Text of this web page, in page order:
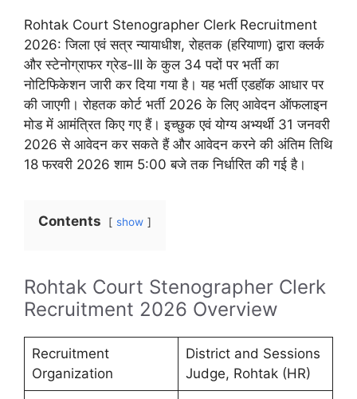
Rohtak Court Stenographer Clerk Recruitment
2026: जिला एवं सत्र न्यायाधीश, रोहतक (हरियाणा) द्वारा क्लर्क
और स्टेनोग्राफर ग्रेड-III के कुल 34 पदों पर भर्ती का
नोटिफिकेशन जारी कर दिया गया है। यह भर्ती एडहॉक आधार पर
की जाएगी। रोहतक कोर्ट भर्ती 2026 के लिए आवेदन ऑफलाइन
मोड में आमंत्रित किए गए हैं। इच्छुक एवं योग्य अभ्यर्थी 31 जनवरी
2026 से आवेदन कर सकते हैं और आवेदन करने की अंतिम तिथि
18 फरवरी 2026 शाम 5:00 बजे तक निर्धारित की गई है।
Contents show
Rohtak Court Stenographer Clerk
Recruitment 2026 Overview
Recruitment
Organization
District and Sessions
Judge, Rohtak (HR)